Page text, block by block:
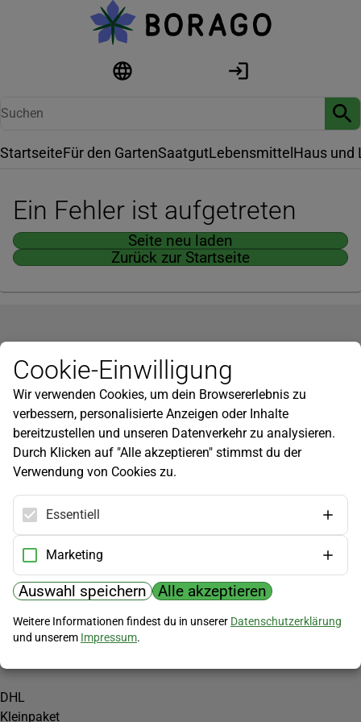
StartseiteFür den GartenSaatgutLebensmittel Haus und
Ein Fehler ist aufgetreten
Seite neu laden
Zurück zur Startseite
Newsletter
Infos zu neuen Produkten, Gartentipps und mehr findest du in
unserem Newsletter!
Jetzt anmelden
Hilfe
Kundenservice
Widerrufsbelehrung
Versandkosten
Zahlungsmöglichkeiten
PayPal
Vorkasse
Versand
DHL
Kleinpaket
Cookie-Einwilligung
Wir verwenden Cookies, um dein Browsererlebnis zu
verbessern, personalisierte Anzeigen oder Inhalte
bereitzustellen und unseren Datenverkehr zu analysieren.
Durch Klicken auf "Alle akzeptieren" stimmst du der
Verwendung von Cookies zu.
Essentiell
Marketing
Auswahl speichern Alle akzeptieren
Weitere Informationen findest du in unserer Datenschutzerklärung
und unserem Impressum.